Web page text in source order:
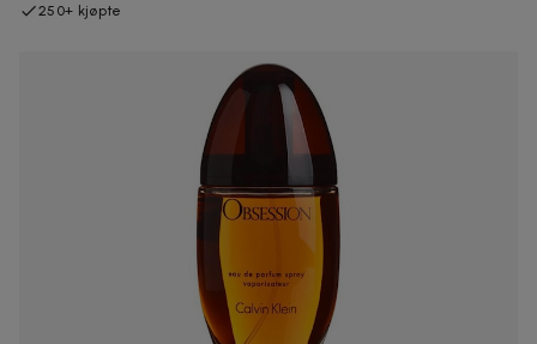
250+ kjøpte